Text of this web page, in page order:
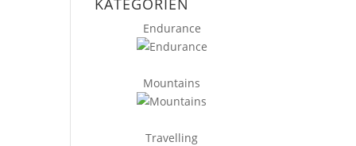
KATEGORIEN
Endurance
Mountains
Travelling